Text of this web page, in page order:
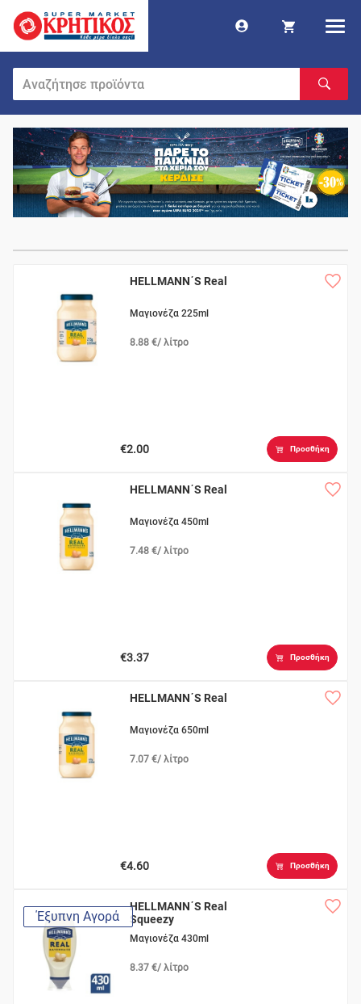
HELLMANN΄S Real
Μαγιονέζα 225ml
8.88 €/ λίτρο
€2.00 Προσθήκη
HELLMANN΄S Real
Μαγιονέζα 450ml
7.48 €/ λίτρο
€3.37 Προσθήκη
HELLMANN΄S Real
Μαγιονέζα 650ml
7.07 €/ λίτρο
€4.60 Προσθήκη
Έξυπνη Αγορά
HELLMANN΄S Real
Squeezy
Μαγιονέζα 430ml
8.37 €/ λίτρο